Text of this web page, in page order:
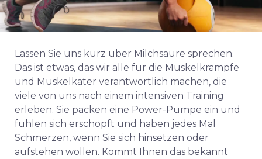
Lassen Sie uns kurz über Milchsäure sprechen.
Das ist etwas, das wir alle für die Muskelkrämpfe
und Muskelkater verantwortlich machen, die
viele von uns nach einem intensiven Training
erleben. Sie packen eine Power-Pumpe ein und
fühlen sich erschöpft und haben jedes Mal
Schmerzen, wenn Sie sich hinsetzen oder
aufstehen wollen. Kommt Ihnen das bekannt